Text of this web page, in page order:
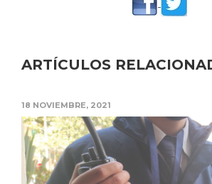
ARTÍCULOS
18 NOVIEMBRE, 2021